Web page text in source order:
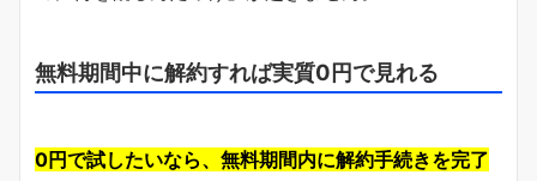
無料期間中に解約すれば実質0円で見れる
0円で試したいなら、無料期間内に解約手続きを完了